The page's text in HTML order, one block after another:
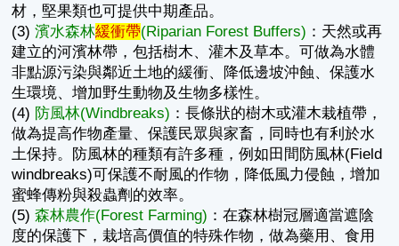
材，堅果類也可提供中期產品。
(3)濱水森林緩衝帶(Riparian Forest Buffers) ：天然或再
建立的河濱林帶，包括樹木、灌木及草本。可做為水體
非點源污染與鄰近土地的緩衝、降低邊坡沖蝕、保護水
生環境、增加野生動物及生物多樣性。
(4) 防風林(Windbreaks) ：長條狀的樹木或灌木栽植帶，
做為提高作物產量、保護民眾與家畜，同時也有利於水
土保持。防風林的種類有許多種，例如田間防風林(Field
windbreaks)可保護不耐風的作物，降低風力侵蝕，增加
蜜蜂傳粉與殺蟲劑的效率。
(5) 森林農作(Forest Farming) ：在森林樹冠層適當遮陰
度的保護下，栽培高價值的特殊作物，做為藥用、食用